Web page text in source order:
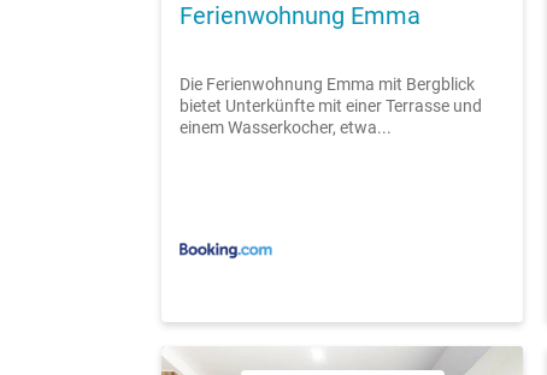
Ferienwohnung Emma
Die Ferienwohnung Emma mit Bergblick
bietet Unterkünfte mit einer Terrasse und
einem Wasserkocher, etwa...